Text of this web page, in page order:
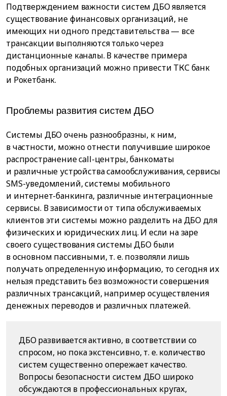
Подтверждением важности систем ДБО является
существование финансовых организаций, не
имеющих ни одного представительства — все
трансакции выполняются только через
дистанционные каналы. В качестве примера
подобных организаций можно привести ТКС банк
и Рокетбанк.
Проблемы развития систем ДБО
Системы ДБО очень разнообразны, к ним,
в частности, можно отнести получившие широкое
распространение call-центры, банкоматы
и различные устройства самообслуживания, сервисы
SMS-уведомлений, системы мобильного
и интернет-банкинга, различные интеграционные
сервисы. В зависимости от типа обслуживаемых
клиентов эти системы можно разделить на ДБО для
физических и юридических лиц. И если на заре
своего существования системы ДБО были
в основном пассивными, т. е. позволяли лишь
получать определенную информацию, то сегодня их
нельзя представить без возможности совершения
различных трансакций, например осуществления
денежных переводов и различных платежей.
ДБО развивается активно, в соответствии со
спросом, но пока экстенсивно, т. е. количество
систем существенно опережает качество.
Вопросы безопасности систем ДБО широко
обсуждаются в профессиональных кругах,